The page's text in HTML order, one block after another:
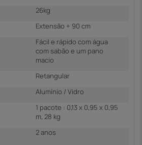
26kg
Extensão + 90 cm
Fácil e rápido com água
com sabão e um pano
macio
Retangular
Alumínio / Vidro
1 pacote : 0,13 x 0,95 x 0,95
m, 28 kg
2 anos